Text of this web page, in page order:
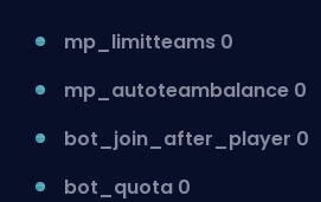
mp_limitteams 0
mp_autoteambalance 0
bot_join_after_player 0
bot_quota 0